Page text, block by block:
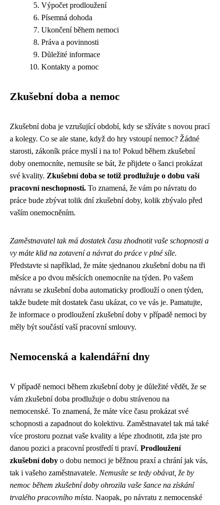
Výpočet prodloužení
Písemná dohoda
Ukončení během nemoci
Práva a povinnosti
Důležité informace
Kontakty a pomoc
Zkušební doba a nemoc
Zkušební doba je vzrušující období, kdy se sžíváte s novou prací
a kolegy. Co se ale stane, když do hry vstoupí nemoc? Žádné
starosti, zákoník práce myslí i na to! Pokud během zkušební
doby onemocníte, nemusíte se bát, že přijdete o šanci prokázat
své kvality. Zkušební doba se totiž prodlužuje o dobu vaší
pracovní neschopnosti. To znamená, že vám po návratu do
práce bude zbývat tolik dní zkušební doby, kolik zbývalo před
vaším onemocněním.
Zaměstnavatel tak má dostatek času zhodnotit vaše schopnosti a
vy máte klid na zotavení a návrat do práce v plné síle.
Představte si například, že máte sjednanou zkušební dobu na tři
měsíce a po dvou měsících onemocníte na týden. Po vašem
návratu se zkušební doba automaticky prodlouží o onen týden,
takže budete mít dostatek času ukázat, co ve vás je. Pamatujte,
že informace o prodloužení zkušební doby v případě nemoci by
měly být součástí vaší pracovní smlouvy.
Nemocenská a kalendářní dny
V případě nemoci během zkušební doby je důležité vědět, že se
vám zkušební doba prodlužuje o dobu strávenou na
nemocenské. To znamená, že máte více času prokázat své
schopnosti a zapadnout do kolektivu. Zaměstnavatel tak má také
více prostoru poznat vaše kvality a lépe zhodnotit, zda jste pro
danou pozici a pracovní prostředí ti praví. Prodloužení
zkušební doby o dobu nemoci je běžnou praxí a chrání jak vás,
tak i vašeho zaměstnavatele. Nemusíte se tedy obávat, že by
nemoc během zkušební doby ohrozila vaše šance na získání
trvalého pracovního místa. Naopak, po návratu z nemocenské